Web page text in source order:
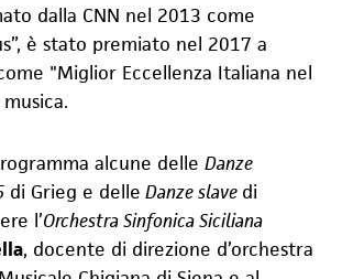
dalla CNN nel 2013 come
è stato premiato nel 2017 a
"Miglior Eccellenza Italiana nel
alcune delle Danze
di Grieg e delle Danze slave di
l’Orchestra Sinfonica Siciliana
, docente di direzione d’orchestra